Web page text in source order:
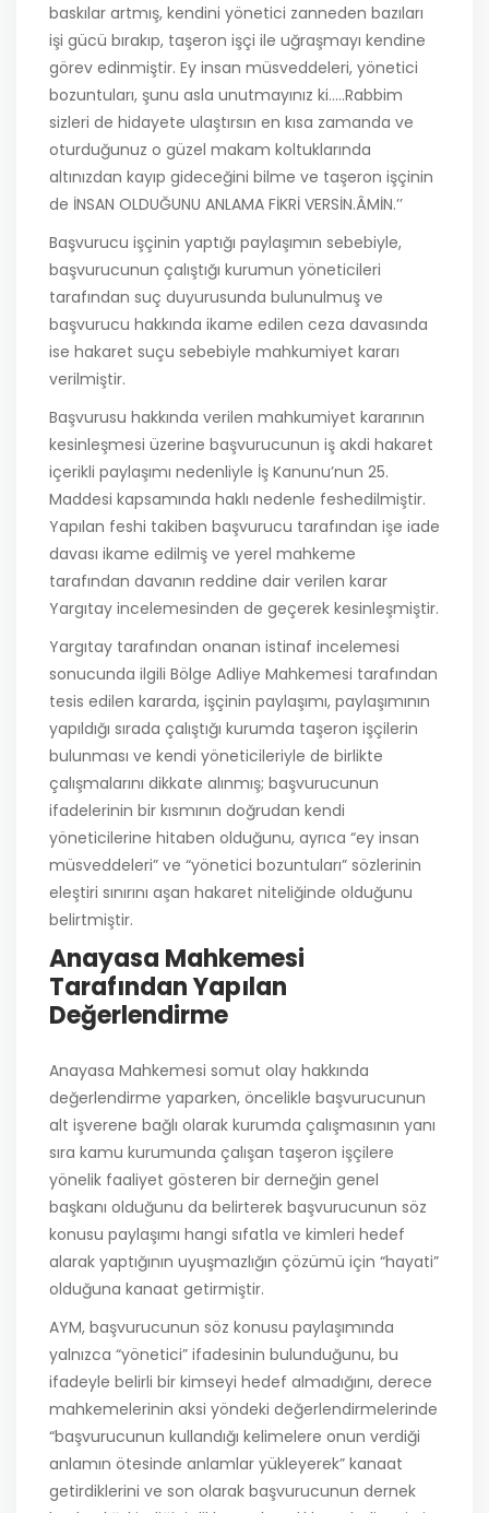
baskılar artmış, kendini yönetici zanneden bazıları
işi gücü bırakıp, taşeron işçi ile uğraşmayı kendine
görev edinmiştir. Ey insan müsveddeleri, yönetici
bozuntuları, şunu asla unutmayınız ki…..Rabbim
sizleri de hidayete ulaştırsın en kısa zamanda ve
oturduğunuz o güzel makam koltuklarında
altınızdan kayıp gideceğini bilme ve taşeron işçinin
de İNSAN OLDUĞUNU ANLAMA FİKRİ VERSİN.ÂMİN.’’
Başvurucu işçinin yaptığı paylaşımın sebebiyle,
başvurucunun çalıştığı kurumun yöneticileri
tarafından suç duyurusunda bulunulmuş ve
başvurucu hakkında ikame edilen ceza davasında
ise hakaret suçu sebebiyle mahkumiyet kararı
verilmiştir.
Başvurusu hakkında verilen mahkumiyet kararının
kesinleşmesi üzerine başvurucunun iş akdi hakaret
içerikli paylaşımı nedenliyle İş Kanunu’nun 25.
Maddesi kapsamında haklı nedenle feshedilmiştir.
Yapılan feshi takiben başvurucu tarafından işe iade
davası ikame edilmiş ve yerel mahkeme
tarafından davanın reddine dair verilen karar
Yargıtay incelemesinden de geçerek kesinleşmiştir.
Yargıtay tarafından onanan istinaf incelemesi
sonucunda ilgili Bölge Adliye Mahkemesi tarafından
tesis edilen kararda, işçinin paylaşımı, paylaşımının
yapıldığı sırada çalıştığı kurumda taşeron işçilerin
bulunması ve kendi yöneticileriyle de birlikte
çalışmalarını dikkate alınmış; başvurucunun
ifadelerinin bir kısmının doğrudan kendi
yöneticilerine hitaben olduğunu, ayrıca “ey insan
müsveddeleri” ve “yönetici bozuntuları” sözlerinin
eleştiri sınırını aşan hakaret niteliğinde olduğunu
belirtmiştir.
Anayasa Mahkemesi
Tarafından Yapılan
Değerlendirme
Anayasa Mahkemesi somut olay hakkında
değerlendirme yaparken, öncelikle başvurucunun
alt işverene bağlı olarak kurumda çalışmasının yanı
sıra kamu kurumunda çalışan taşeron işçilere
yönelik faaliyet gösteren bir derneğin genel
başkanı olduğunu da belirterek başvurucunun söz
konusu paylaşımı hangi sıfatla ve kimleri hedef
alarak yaptığının uyuşmazlığın çözümü için “hayati”
olduğuna kanaat getirmiştir.
AYM, başvurucunun söz konusu paylaşımında
yalnızca “yönetici” ifadesinin bulunduğunu, bu
ifadeyle belirli bir kimseyi hedef almadığını, derece
mahkemelerinin aksi yöndeki değerlendirmelerinde
“başvurucunun kullandığı kelimelere onun verdiği
anlamın ötesinde anlamlar yükleyerek” kanaat
getirdiklerini ve son olarak başvurucunun dernek